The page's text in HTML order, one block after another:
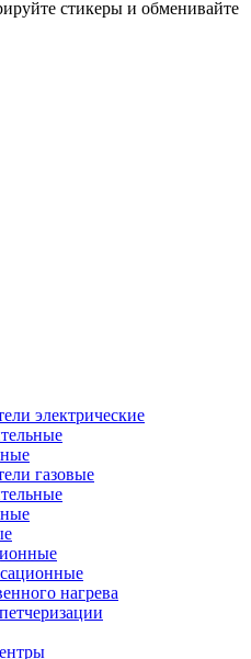
стикеры и обменивайте
электрические
газовые
нагрева